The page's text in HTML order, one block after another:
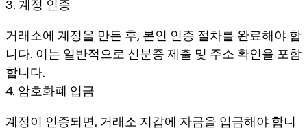
3. 계정 인증
거래소에 계정을 만든 후, 본인 인증 절차를 완료해야 합
니다. 이는 일반적으로 신분증 제출 및 주소 확인을 포함
합니다.
4. 암호화폐 입금
계정이 인증되면, 거래소 지갑에 자금을 입금해야 합니